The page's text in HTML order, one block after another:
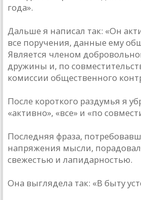
года».
Дальше я написал так: «Он
все поручения, данные ему
Является членом
дружины и, по
комиссии общественного
После короткого раздумья я
«активно», «все» и «по
Последняя фраза,
напряжения мысли,
свежестью и лапидарностью.
Она выглядела так: «В быту